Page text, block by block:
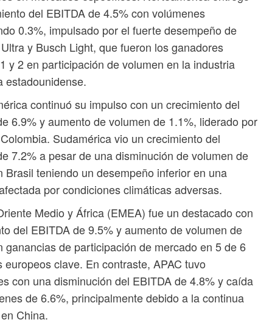
del EBITDA de 4.5% con volúmenes
0.3%, impulsado por el fuerte desempeño de
y Busch Light, que fueron los ganadores
y 2 en participación de volumen en la industria
estadounidense.
continuó su impulso con un crecimiento del
6.9% y aumento de volumen de 1.1%, liderado por
Sudamérica vio un crecimiento del
7.2% a pesar de una disminución de volumen de
Brasil teniendo un desempeño inferior en una
por condiciones climáticas adversas.
Medio y África (EMEA) fue un destacado con
del EBITDA de 9.5% y aumento de volumen de
ganancias de participación de mercado en 5 de 6
europeos clave. En contraste, APAC tuvo
con una disminución del EBITDA de 4.8% y caída
de 6.6%, principalmente debido a la continua
China.